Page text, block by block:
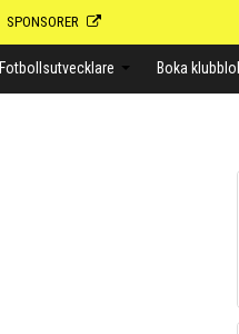
SPONSORER
Fotbollsutvecklare Boka